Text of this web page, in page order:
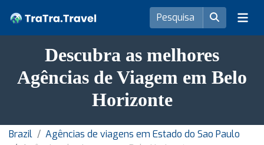
Descubra as melhores
Agências de Viagem em Belo
Horizonte
Brazil
Agências de viagens em Estado do Sao Paulo